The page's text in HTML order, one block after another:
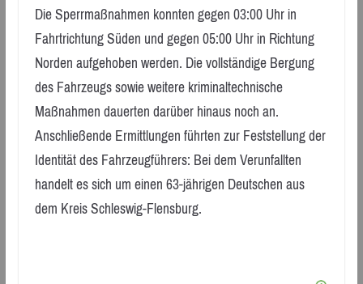
Die Sperrmaßnahmen konnten gegen 03:00 Uhr in
Fahrtrichtung Süden und gegen 05:00 Uhr in Richtung
Norden aufgehoben werden. Die vollständige Bergung
des Fahrzeugs sowie weitere kriminaltechnische
Maßnahmen dauerten darüber hinaus noch an.
Anschließende Ermittlungen führten zur Feststellung der
Identität des Fahrzeugführers: Bei dem Verunfallten
handelt es sich um einen 63-jährigen Deutschen aus
dem Kreis Schleswig-Flensburg.